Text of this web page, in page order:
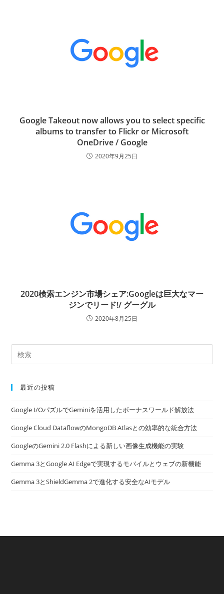
Google Takeout now allows you to select specific
albums to transfer to Flickr or Microsoft
OneDrive / Google
2020年9月25日
2020検索エンジン市場シェア:Googleは巨大なマー
ジンでリード!/ グーグル
2020年8月25日
最近の投稿
Google I/OパズルでGeminiを活用したボーナスワールド解放法
Google Cloud DataflowのMongoDB Atlasとの効率的な統合方法
GoogleのGemini 2.0 Flashによる新しい画像生成機能の実験
Gemma 3とGoogle AI Edgeで実現するモバイルとウェブの新機能
Gemma 3とShieldGemma 2で進化する安全なAIモデル